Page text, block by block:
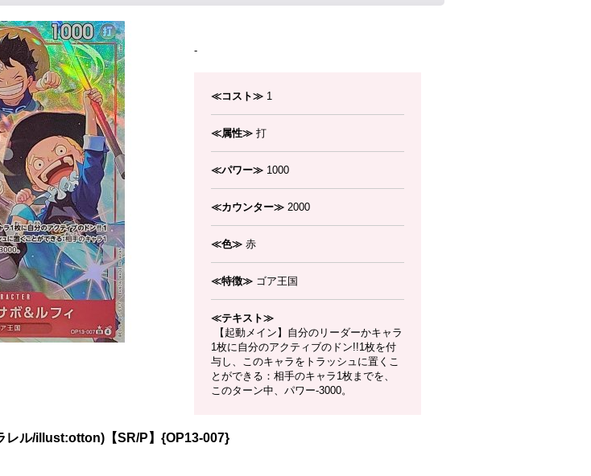
-
≪コスト≫ 1
≪属性≫ 打
≪パワー≫ 1000
≪カウンター≫ 2000
≪色≫ 赤
≪特徴≫ ゴア王国
≪テキスト≫
【起動メイン】自分のリーダーかキャラ
1枚に自分のアクティブのドン!!1枚を付
与し、このキャラをトラッシュに置くこ
とができる：相手のキャラ1枚までを、
このターン中、パワー-3000。
レル/illust:otton)【SR/P】{OP13-007}